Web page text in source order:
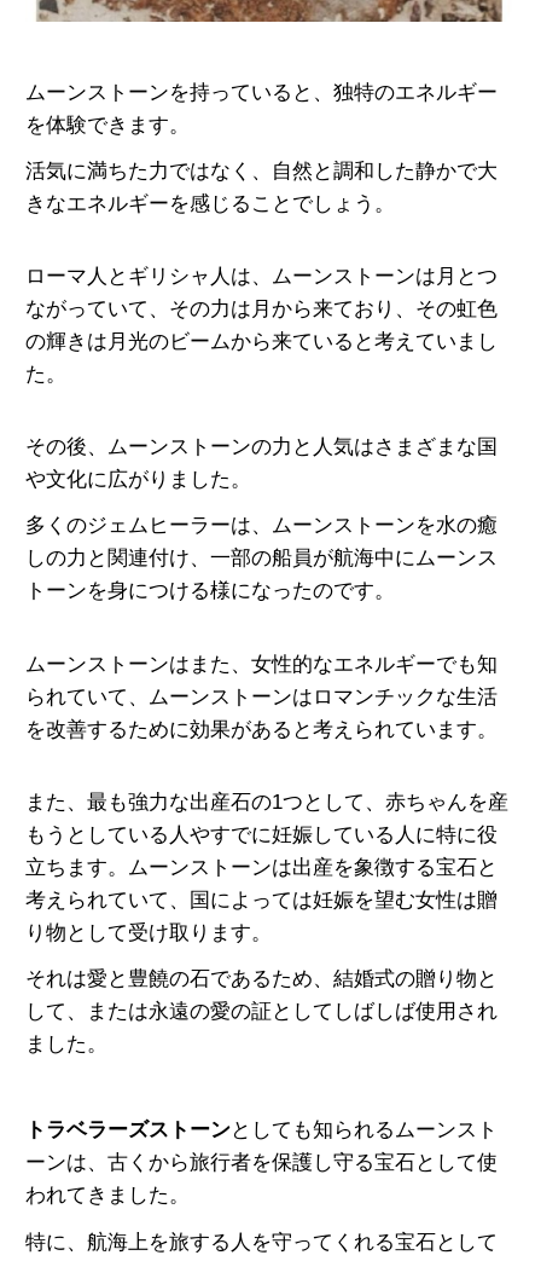
ムーンストーンを持っていると、独特のエネルギー
を体験できます。
活気に満ちた力ではなく、自然と調和した静かで大
きなエネルギーを感じることでしょう。
ローマ人とギリシャ人は、ムーンストーンは月とつ
ながっていて、 その力は月から来ており、その虹色
の輝きは月光のビームから来ていると考えていまし
た。
その後、ムーンストーンの力と人気はさまざまな国
や文化に広がりました。
多くのジェムヒーラーは、ムーンストーンを水の癒
しの力と関連付け、一部の船員が航海中にムーンス
トーンを身につける様になったのです。
ムーンストーンはまた、女性的なエネルギーでも知
られていて、ムーンストーンは ロマンチックな生活
を改善するために効果があると考えられています。
また、最も強力な出産石の1つとして、赤ちゃんを産
もうとしている人やすでに妊娠している人に特に役
立ちます。ムーンストーンは出産を象徴する宝石と
考えられていて、国によっては妊娠を望む女性は贈
り物として受け取ります。
それは愛と豊饒の石であるため、結婚式の贈り物と
して、または永遠の愛の証としてしばしば使用され
ました。
トラベラーズストーンとしても知られるムーンスト
ーンは、古くから旅行者を保護し守る宝石として使
われてきました。
特に、航海上を旅する人を守ってくれる宝石として